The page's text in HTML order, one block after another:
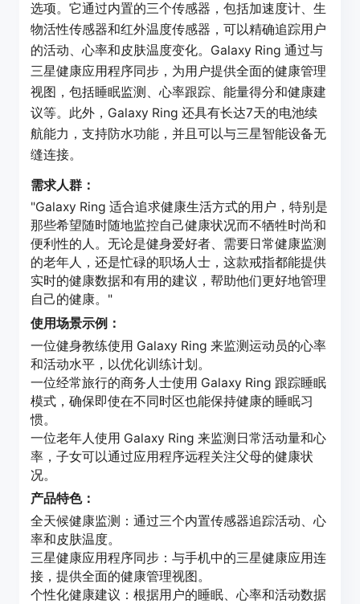
选项。它通过内置的三个传感器，包括加速度计、生
物活性传感器和红外温度传感器，可以精确追踪用户
的活动、心率和皮肤温度变化。Galaxy Ring 通过与
三星健康应用程序同步，为用户提供全面的健康管理
视图，包括睡眠监测、心率跟踪、能量得分和健康建
议等。此外，Galaxy Ring 还具有长达7天的电池续
航能力，支持防水功能，并且可以与三星智能设备无
缝连接。
需求人群：
"Galaxy Ring 适合追求健康生活方式的用户，特别是
那些希望随时随地监控自己健康状况而不牺牲时尚和
便利性的人。无论是健身爱好者、需要日常健康监测
的老年人，还是忙碌的职场人士，这款戒指都能提供
实时的健康数据和有用的建议，帮助他们更好地管理
自己的健康。"
使用场景示例：
一位健身教练使用 Galaxy Ring 来监测运动员的心率
和活动水平，以优化训练计划。
一位经常旅行的商务人士使用 Galaxy Ring 跟踪睡眠
模式，确保即使在不同时区也能保持健康的睡眠习
惯。
一位老年人使用 Galaxy Ring 来监测日常活动量和心
率，子女可以通过应用程序远程关注父母的健康状
况。
产品特色：
全天候健康监测：通过三个内置传感器追踪活动、心
率和皮肤温度。
三星健康应用程序同步：与手机中的三星健康应用连
接，提供全面的健康管理视图。
个性化健康建议：根据用户的睡眠、心率和活动数据